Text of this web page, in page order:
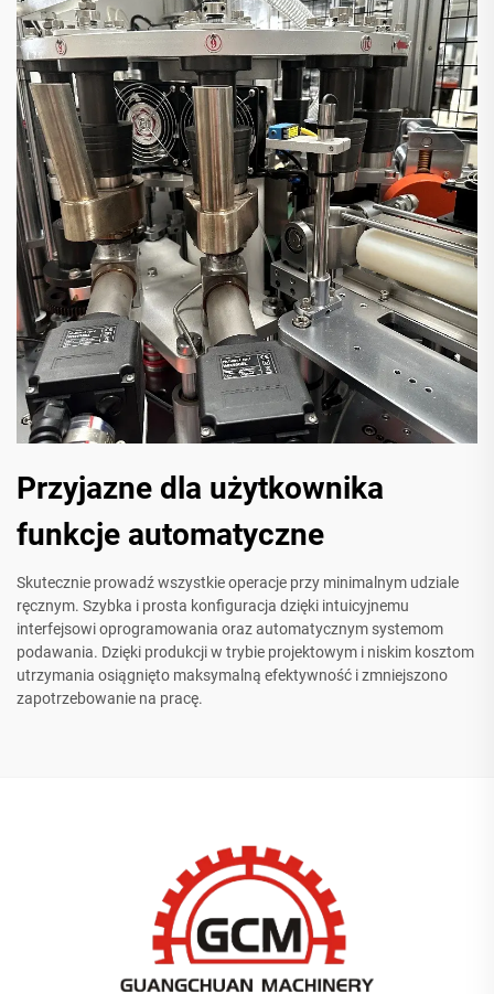
Przyjazne dla użytkownika
funkcje automatyczne
Skutecznie prowadź wszystkie operacje przy minimalnym udziale
ręcznym. Szybka i prosta konfiguracja dzięki intuicyjnemu
interfejsowi oprogramowania oraz automatycznym systemom
podawania. Dzięki produkcji w trybie projektowym i niskim kosztom
utrzymania osiągnięto maksymalną efektywność i zmniejszono
zapotrzebowanie na pracę.